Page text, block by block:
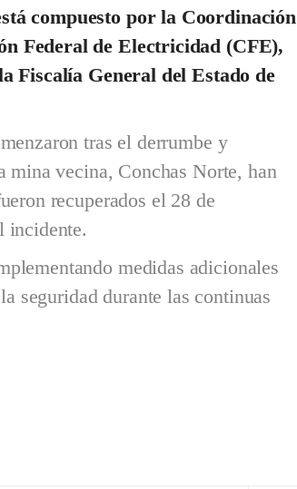
compuesto por la Coordinación
Federal de Electricidad (CFE),
Fiscalía General del Estado de
tras el derrumbe y
mina vecina, Conchas Norte, han
recuperados el 28 de
incidente.
medidas adicionales
seguridad durante las continuas